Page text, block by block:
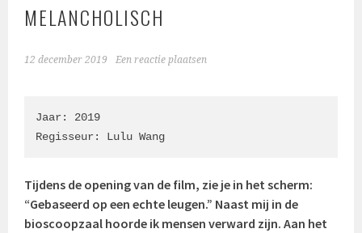
MELANCHOLISCH
12 december 2019 Een reactie plaatsen
Jaar: 2019
Regisseur: Lulu Wang
Tijdens de opening van de film, zie je in het scherm:
“Gebaseerd op een echte leugen.” Naast mij in de
bioscoopzaal hoorde ik mensen verward zijn. Aan het